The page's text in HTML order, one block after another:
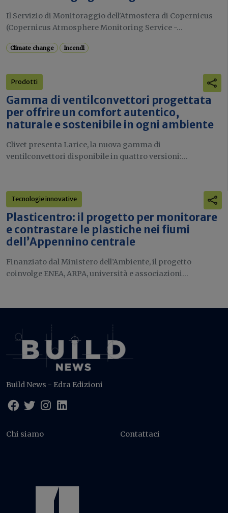
Il Servizio di Monitoraggio dell'Atmosfera di Copernicus
(Copernicus Atmosphere Monitoring Service -...
Climate change Incendi
Prodotti
Gamma di ventilconvettori progettata
per offrire un comfort autentico,
naturale e sostenibile in ogni ambiente
Clivet presenta Larice, la nuova gamma di
ventilconvettori disponibile in quattro versioni:...
Tecnologie innovative
Plasticentro: il progetto per monitorare
e contrastare le plastiche nei fiumi
dell’Appennino centrale
Finanziato dal Ministero dell’Ambiente, il progetto
coinvolge ENEA, ARPA, università e associazioni...
Build News - Edra Edizioni
Chi siamo Contattaci